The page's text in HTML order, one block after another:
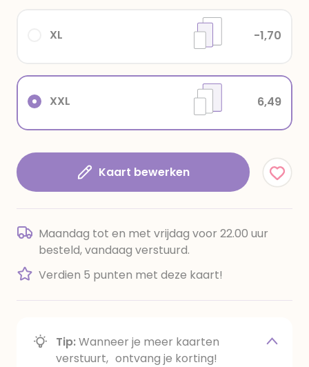
XXL 6,49
XL -1,70
Kaart bewerken
Maandag tot en met vrijdag voor 22.00 uur
besteld, vandaag verstuurd.
Verdien 5 punten met deze kaart!
Tip:Wanneer je meer kaarten
verstuurt, ontvang je korting!